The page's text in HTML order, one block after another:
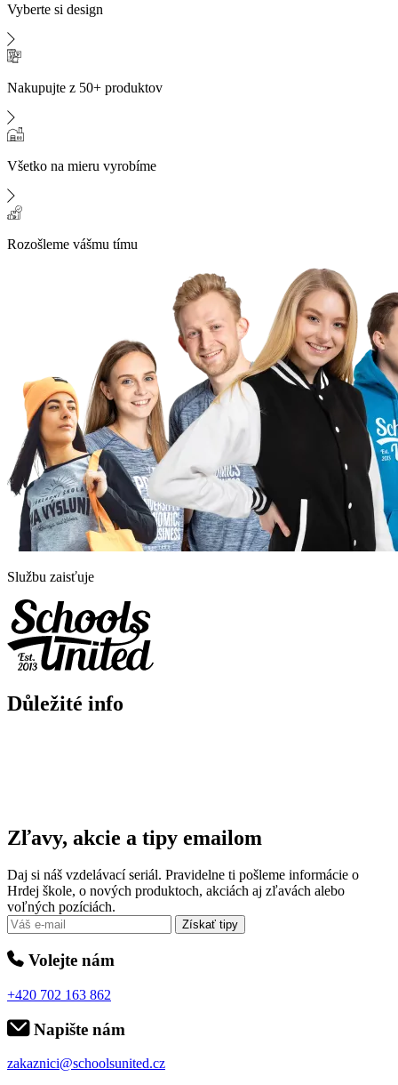
Vyberte si design
Nakupujte z 50+ produktov
Všetko na mieru vyrobíme
Rozošleme vášmu tímu
Službu zaisťuje
Důležité info
Zľavy, akcie a tipy emailom
Daj si náš vzdelávací seriál. Pravidelne ti pošleme informácie o
Hrdej škole, o nových produktoch, akciách aj zľavách alebo
voľných pozíciách.
Získať tipy
Volejte nám
+420 702 163 862
Napište nám
zakaznici@schoolsunited.cz